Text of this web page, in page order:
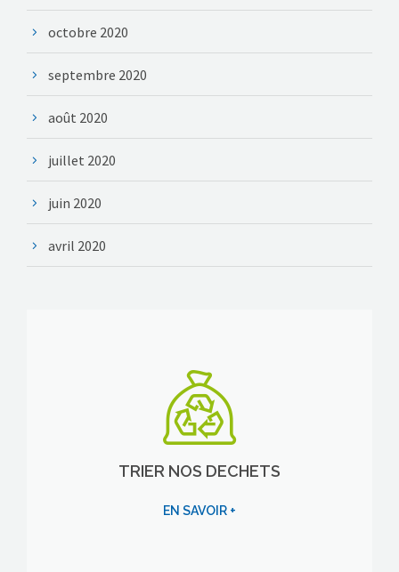
octobre 2020
septembre 2020
août 2020
juillet 2020
juin 2020
avril 2020
TRIER NOS DECHETS
EN SAVOIR +